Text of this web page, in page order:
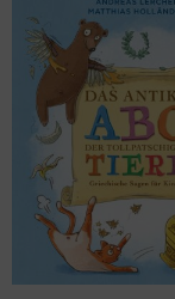
Lercher, Andreas
Das antike ABC der
tollpatschigen Tiere